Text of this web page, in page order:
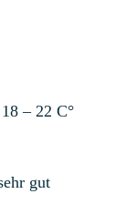
– 22 C°
gut